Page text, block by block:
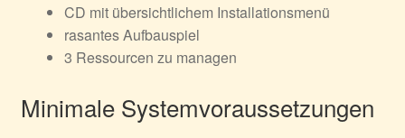
CD mit übersichtlichem Installationsmenü
rasantes Aufbauspiel
3 Ressourcen zu managen
Minimale Systemvoraussetzungen